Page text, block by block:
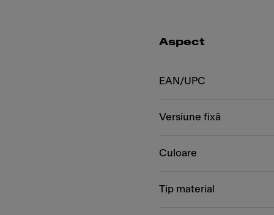
Aspect
EAN/UPC
Versiune fixă
Culoare
Tip material